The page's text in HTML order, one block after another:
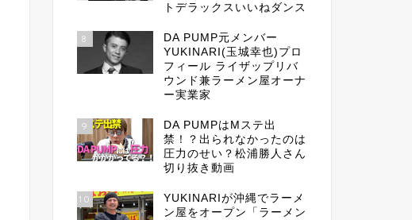
トデラックスいいねダンス
8
DA PUMP元メンバー
YUKINARI(玉城幸也)プロ
フィール ライザップリバ
ウンド兼ラーメン屋オーナ
ー実業家
9
DA PUMPはMステ出
禁！？出られなかったのは
圧力のせい？松浦勝人さん
切り抜き動画
10
YUKINARIが沖縄でラーメ
ン屋をオープン「ラーメン